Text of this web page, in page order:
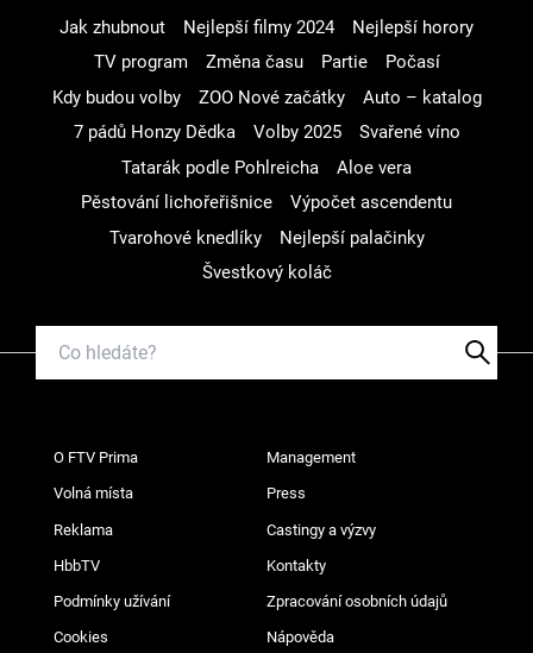
Jak zhubnout Nejlepší filmy 2024
Nejlepší horory
TV program
Změna času Partie
Počasí
Kdy budou volby
ZOO Nové začátky
Auto – katalog
7 pádů Honzy Dědka
Volby 2025
Svařené víno
Tatarák podle Pohlreicha
Aloe vera
Pěstování lichořeřišnice
Výpočet ascendentu
Tvarohové knedlíky
Nejlepší palačinky
Švestkový koláč
O FTV Prima Management
Volná místa Press
Reklama Castingy a výzvy
HbbTV Kontakty
Podmínky užívání Zpracování osobních údajů
Cookies Nápověda